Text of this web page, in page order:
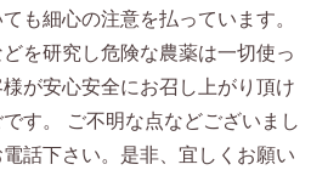
も細心の注意を払っています。
を研究し危険な農薬は一切使っ
が安心安全にお召し上がり頂け
す。 ご不明な点などございまし
話下さい。是非、宜しくお願い